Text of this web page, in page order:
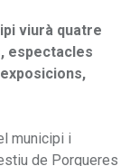
viurà quatre
espectacles
municipi i
de Porqueres